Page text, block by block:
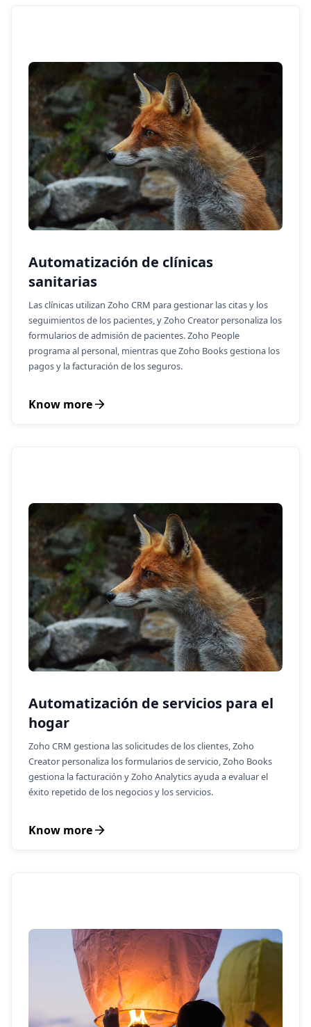
Automatización de clínicas
sanitarias
Las clínicas utilizan Zoho CRM para gestionar las citas y los
seguimientos de los pacientes, y Zoho Creator personaliza los
formularios de admisión de pacientes. Zoho People
programa al personal, mientras que Zoho Books gestiona los
pagos y la facturación de los seguros.
Know more
Automatización de servicios para el
hogar
Zoho CRM gestiona las solicitudes de los clientes, Zoho
Creator personaliza los formularios de servicio, Zoho Books
gestiona la facturación y Zoho Analytics ayuda a evaluar el
éxito repetido de los negocios y los servicios.
Know more